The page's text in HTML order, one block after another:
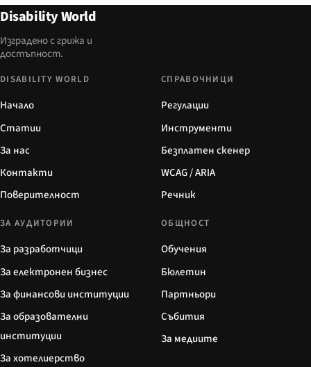
Disability World
Изградено с грижа и
достъпност.
DISABILITY WORLD
Начало
Статии
За нас
Контакти
Поверителност
СПРАВОЧНИЦИ
Регулации
Инструменти
Безплатен скенер
WCAG / ARIA
Речник
ЗА АУДИТОРИИ
За разработчици
За електронен бизнес
За финансови институции
За образователни
институции
За хотелиерство
ОБЩНОСТ
Обучения
Бюлетин
Партньори
Събития
За медиите